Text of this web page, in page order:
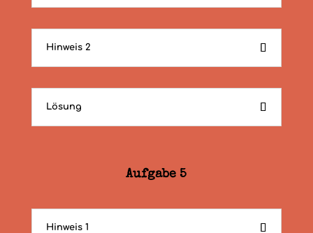
Hinweis 2
Lösung
Aufgabe 5
Hinweis 1